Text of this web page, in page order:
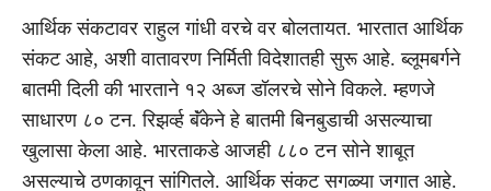
आर्थिक संकटावर राहुल गांधी वरचे वर बोलतायत. भारतात आर्थिक
संकट आहे, अशी वातावरण निर्मिती विदेशातही सुरू आहे. ब्लूमबर्गने
बातमी दिली की भारताने १२ अब्ज डॉलरचे सोने विकले. म्हणजे
साधारण ८० टन. रिझर्व्ह बॅंकेने हे बातमी बिनबुडाची असल्याचा
खुलासा केला आहे. भारताकडे आजही ८८० टन सोने शाबूत
असल्याचे ठणकावून सांगितले. आर्थिक संकट सगळ्या जगात आहे.